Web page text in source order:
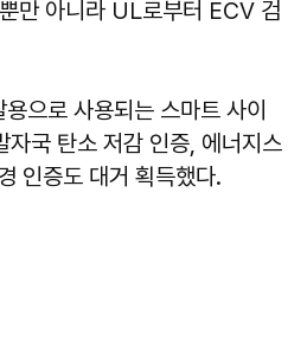
만 아니라 UL로부터 ECV 검
으로 사용되는 스마트 사이
자국 탄소 저감 인증, 에너지스
인증도 대거 획득했다.